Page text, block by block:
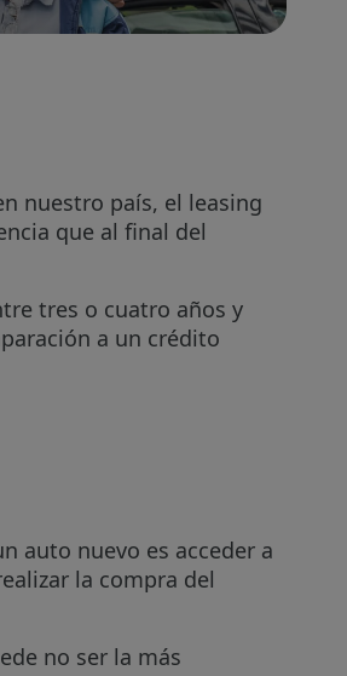
nuestro país, el leasing
que al final del
tres o cuatro años y
a un crédito
auto nuevo es acceder a
la compra del
no ser la más